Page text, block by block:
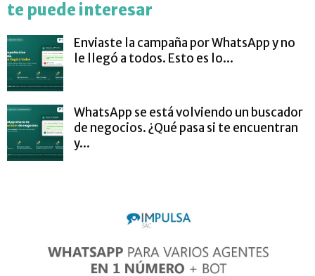
te puede interesar
Enviaste la campaña por WhatsApp y no
le llegó a todos. Esto es lo...
WhatsApp se está volviendo un buscador
de negocios. ¿Qué pasa si te encuentran
y...